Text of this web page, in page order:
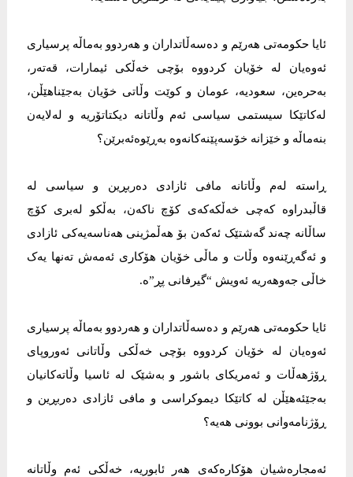
ئایا حکومەتی هەرێم و دەسەڵاتداران و هەردوو بەماڵە پرسیاری
ئەوەیان لە خۆیان کردووە بۆچی خەڵکی ئیمارات، قەتەر،
بەحرەین، سعودیە، عومان و کوێت وڵاتی خۆیان بەجێناهێڵن،
لەکاتێکا سیستمی سیاسی ئەم وڵاتانە دیکتاتۆریە و لەلایەن
بنەماڵە و خێزانە خۆسەپێنەکانەوە بەڕێوەئەبرێن؟
ڕاستە لەم وڵاتانە مافی ئازادی دەربڕین و سیاسی لە
قاڵبدراوە کەچی خەڵکەکەی کۆچ ناکەن، بەڵکو لەبری کۆچ
ساڵانە چەند گەشتێک ئەکەن بۆ هەڵمژینی هەناسەیەکی ئازادی
و ئەگەڕێنەوە وڵات و ماڵی خۆیان هۆکاری ئەمەش تەنها یەک
خاڵی جەوهەریە ئەویش “گیرفانی پڕ”ە.
ئایا حکومەتی هەرێم و دەسەڵاتداران و هەردوو بەماڵە پرسیاری
ئەوەیان لە خۆیان کردووە بۆچی خەڵکی وڵاتانی ئەوروپای
ڕۆژهەڵات و ئەمریکای باشور و بەشێک لە ئاسیا وڵاتەکانیان
بەجێئەهێڵن لە کاتێکا دیموکراسی و مافی ئازادی دەربڕین و
ڕۆژنامەوانی بوونی هەیە؟
ئەمجارەشیان هۆکارەکەی هەر ئابوریە، خەڵکی ئەم وڵاتانە